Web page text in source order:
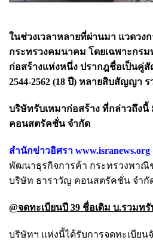
ในช่วงเวลาหลายที่ผ่านมา แวดวง
กระทรวงคมนาคม โดยเฉพาะกร
ก่อสร้างแห่งหนึ่ง ปรากฎชื่อเป็นคู่
2544-2562 (18 ปี) หลายสิบสัญญา
บริษัทรับเหมาก่อสร้าง ที่กล่าวถึง
คอนสตรัคชั่น จำกัด
สำนักข่าวอิศรา www.isranews.org
พัฒนาธุรกิจการค้า กระทรวงพาณิ
บริษัท ธาราวัญ คอนสตรัคชั่น จำกั
@จดทะเบียนปี 39 ชื่อเดิม บ.รวมท
บริษัทฯ แห่งนี้ได้รับการจดทะเบียน